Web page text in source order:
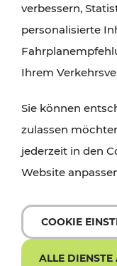
verbessern,
personalisierte
Ihrem
Sie können
zulassen
jederzeit in den
Website
COOKIE
ALLE DIENSTE